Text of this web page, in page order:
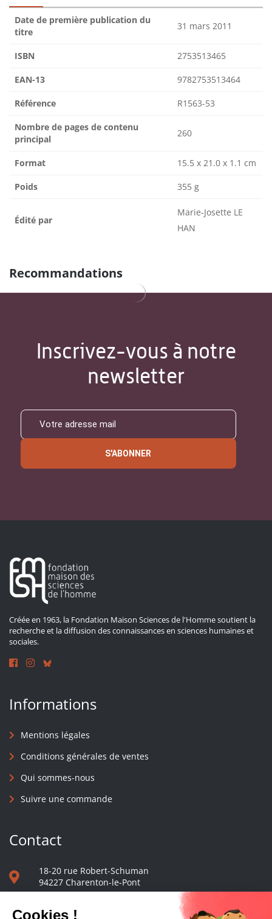
Date de première publication du
titre
31 mars 2011
ISBN 2753513465
EAN-13 9782753513464
Référence R1563-53
Nombre de pages de contenu
principal
260
Format 15.5 x 21.0 x 1.1 cm
Poids 355 g
Édité par
Marie-Josette LE
HAN
Recommandations
Inscrivez-vous à notre
newsletter
S'ABONNER
Créée en 1963, la Fondation Maison Sciences de l'Homme soutient la
recherche et la diffusion des connaissances en sciences humaines et
sociales.
Informations
Mentions légales
Conditions générales de ventes
Qui sommes-nous
Suivre une commande
Contact
18-20 rue Robert-Schuman
94227 Charenton-le-Pont